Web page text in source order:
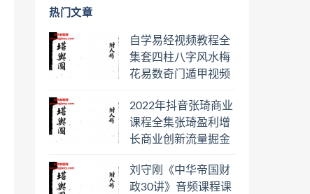
热门文章
自学易经视频教程全
集套四柱八字风水梅
花易数奇门遁甲视频
日罗盘教程百度云网
盘会员
2022年抖音张琦商业
课程全集张琦盈利增
长商业创新流量掘金
盘下载学习
刘守刚《中华帝国财
政30讲》音频课程课